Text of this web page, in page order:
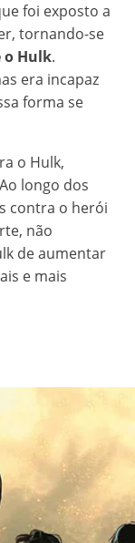
foi exposto a
tornando-se
o Hulk.
era incapaz
forma se
o Hulk,
longo dos
contra o herói
não
de aumentar
e mais